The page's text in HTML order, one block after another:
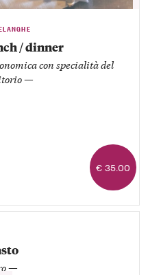
/ dinner
con specialità del
—
€ 35.00
—